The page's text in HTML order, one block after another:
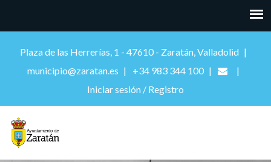
Plaza de las Herrerías, 1 - 47610 - Zaratán, Valladolid
municipio@zaratan.es
+34 983 344 100
Iniciar sesión / Registro